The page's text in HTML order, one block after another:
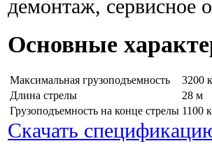
демонтаж, сервисное
Основные
Максимальная грузоподъемность
3200
Длина стрелы
28 м
Грузоподъемность на конце стрелы 1100
Скачать